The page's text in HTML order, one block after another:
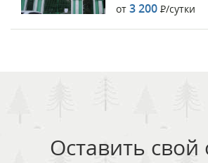
от 3 200 Р/сутки
Оставить свой